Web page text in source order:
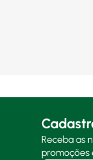
Receba as
promoções